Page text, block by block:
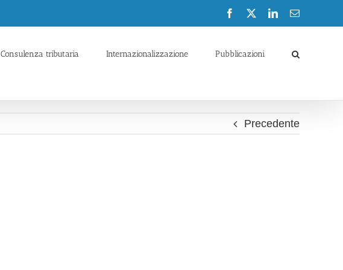
Facebook LinkedInEmail
Consulenza tributaria Internazionalizzazione Pubblicazioni
Precedente